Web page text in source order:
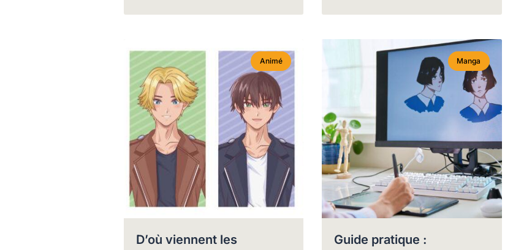
Animé
D’où viennent les
Manga
Guide pratique :